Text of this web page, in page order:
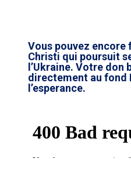
Vous pouvez encore
Christi qui poursuit
l’Ukraine. Votre don
directement au fond
l’esperance.